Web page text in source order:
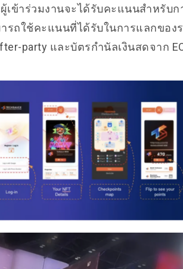
เข้าร่วมงานจะได้รับคะแนนสำหรับ
รถใช้คะแนนที่ได้รับในการแลกของ
party และบัตรกำนัลเงินสดจาก